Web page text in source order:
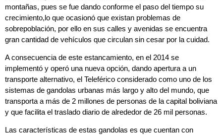
montañas, pues se fue dando conforme el paso del tiempo su
crecimiento,lo que ocasionó que existan problemas de
sobrepoblación, por ello en sus calles y avenidas se encuentra
gran cantidad de vehículos que circulan sin cesar por la cuidad.
A consecuencia de este estancamiento, en el 2014 se
implementó y operó una nueva opción, dando apertura a un
transporte alternativo, el Teleférico considerado como uno de los
sistemas de gandolas urbanas más largo y alto del mundo, que
transporta a más de 2 millones de personas de la capital boliviana
y que facilita el traslado diario de alrededor de 26 mil personas.
Las características de estas gandolas es que cuentan con